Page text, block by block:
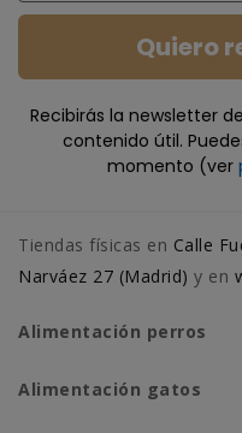
Quiero
Recibirás la newsletter
contenido útil.
momento (ver
Tiendas físicas en Calle
Narváez 27 (Madrid) y en
Alimentación perros
Alimentación gatos